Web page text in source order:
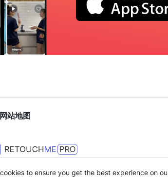
网站地图
to ensure you get the best experience on